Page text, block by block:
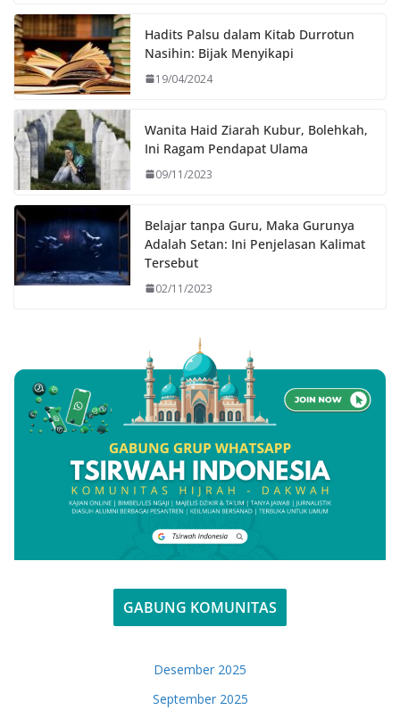
Hadits Palsu dalam Kitab Durrotun
Nasihin: Bijak Menyikapi
19/04/2024
Wanita Haid Ziarah Kubur, Bolehkah,
Ini Ragam Pendapat Ulama
09/11/2023
Belajar tanpa Guru, Maka Gurunya
Adalah Setan: Ini Penjelasan Kalimat
Tersebut
02/11/2023
GABUNG KOMUNITAS
Desember 2025
September 2025